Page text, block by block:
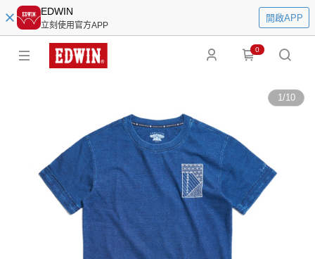
EDWIN
立刻使用官方APP
開啟APP
0
1/10